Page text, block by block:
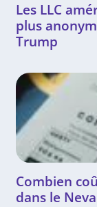
Les LLC
plus
Trump
Combien
dans le